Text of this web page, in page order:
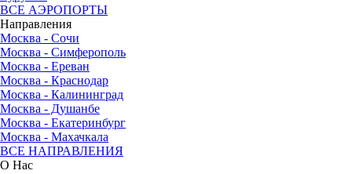
ВСЕ АЭРОПОРТЫ
Направления
Москва - Сочи
Москва - Симферополь
Москва - Ереван
Москва - Краснодар
Москва - Калининград
Москва - Душанбе
Москва - Екатеринбург
Москва - Махачкала
ВСЕ НАПРАВЛЕНИЯ
О Нас